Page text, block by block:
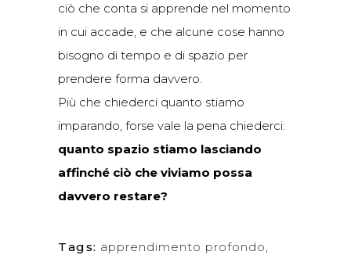
ciò che conta si apprende nel momento
in cui accade, e che alcune cose hanno
bisogno di tempo e di spazio per
prendere forma davvero.
Più che chiederci quanto stiamo
imparando, forse vale la pena chiederci:
quanto spazio stiamo lasciando
affinché ciò che viviamo possa
davvero restare?
Tags: apprendimento profondo,